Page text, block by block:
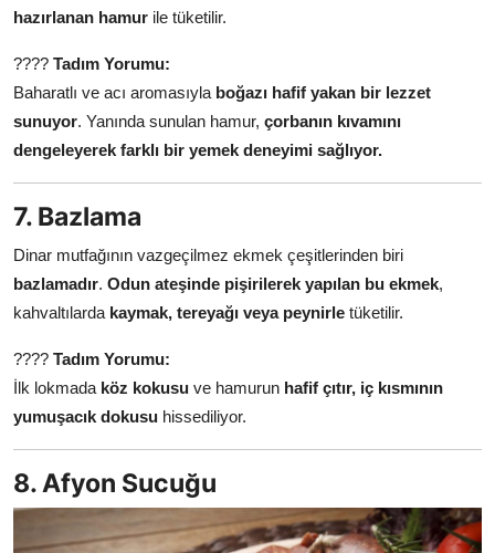
hazırlanan hamur ile tüketilir.
???? Tadım Yorumu:
Baharatlı ve acı aromasıyla boğazı hafif yakan bir lezzet
sunuyor. Yanında sunulan hamur, çorbanın kıvamını
dengeleyerek farklı bir yemek deneyimi sağlıyor.
7. Bazlama
Dinar mutfağının vazgeçilmez ekmek çeşitlerinden biri
bazlamadır. Odun ateşinde pişirilerek yapılan bu ekmek,
kahvaltılarda kaymak, tereyağı veya peynirle tüketilir.
???? Tadım Yorumu:
İlk lokmada köz kokusu ve hamurun hafif çıtır, iç kısmının
yumuşacık dokusu hissediliyor.
8. Afyon Sucuğu